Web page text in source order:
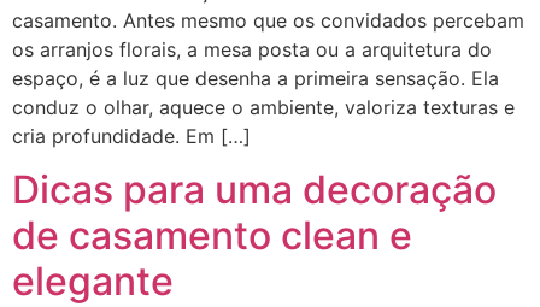
casamento. Antes mesmo que os convidados percebam
os arranjos florais, a mesa posta ou a arquitetura do
espaço, é a luz que desenha a primeira sensação. Ela
conduz o olhar, aquece o ambiente, valoriza texturas e
cria profundidade. Em […]
Dicas para uma decoração
de casamento clean e
elegante